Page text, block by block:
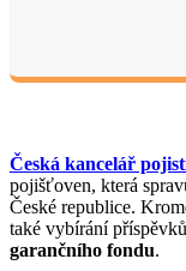
Česká kancelář
pojišťoven, která
České republice.
také vybírání
garančního fondu.